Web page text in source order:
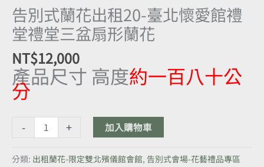
告別式蘭花出租20-臺北懷愛館禮
堂禮堂三盆扇形蘭花
NT$12,000
產品尺寸 高度約一百八十公
分
-
三
盆
扇
形
蘭
花
數
+ 加入購物車
分類: 出租蘭花-限定雙北殯儀館會館, 告別式會場-花藝禮品專區